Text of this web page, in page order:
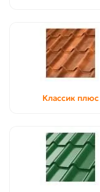
Классик плюс